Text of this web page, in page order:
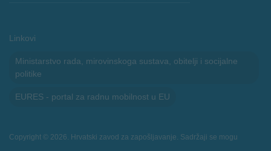
Linkovi
Ministarstvo rada, mirovinskoga sustava, obitelji i socijalne
politike
EURES - portal za radnu mobilnost u EU
Copyright © 2026. Hrvatski zavod za zapošljavanje. Sadržaji se mogu